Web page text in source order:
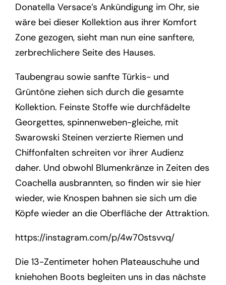
Donatella Versace’s Ankündigung im Ohr, sie
wäre bei dieser Kollektion aus ihrer Komfort
Zone gezogen, sieht man nun eine sanftere,
zerbrechlichere Seite des Hauses.
Taubengrau sowie sanfte Türkis- und
Grüntöne ziehen sich durch die gesamte
Kollektion. Feinste Stoffe wie durchfädelte
Georgettes, spinnenweben-gleiche, mit
Swarowski Steinen verzierte Riemen und
Chiffonfalten schreiten vor ihrer Audienz
daher. Und obwohl Blumenkränze in Zeiten des
Coachella ausbrannten, so finden wir sie hier
wieder, wie Knospen bahnen sie sich um die
Köpfe wieder an die Oberfläche der Attraktion.
https://instagram.com/p/4w70stsvvq/
Die 13-Zentimeter hohen Plateauschuhe und
kniehohen Boots begleiten uns in das nächste